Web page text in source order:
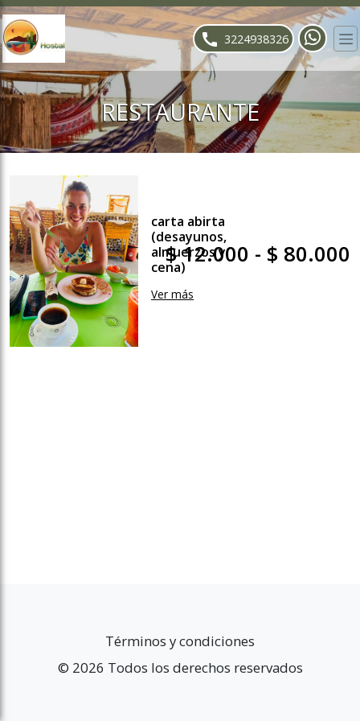
slideout menu. 3224938326
RESTAURANTE
carta abirta
(desayunos,
almuerzos y
cena)
Ver más
$ 12.000 - $ 80.000
Términos y condiciones
© 2026 Todos los derechos reservados